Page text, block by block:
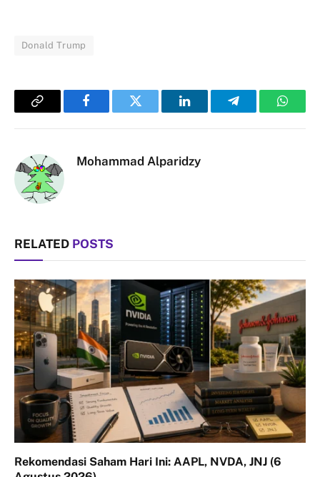
Donald Trump
Copy
FacebookTwitter LinkedInTelegram
Mohammad Alparidzy
RELATED POSTS
Rekomendasi Saham Hari Ini: AAPL, NVDA, JNJ (6